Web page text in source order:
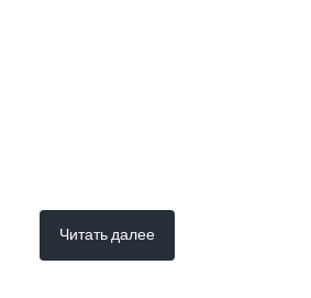
Читать далее